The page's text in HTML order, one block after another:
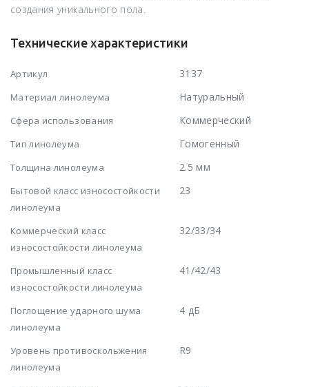
создания уникального пола.
Технические характеристики
Артикул 3137
Материал линолеума Натуральный
Сфера использования Коммерческий
Тип линолеума Гомогенный
Толщина линолеума 2.5 мм
Бытовой класс износостойкости
линолеума
23
Коммерческий класс
износостойкости линолеума
32/33/34
Промышленный класс
износостойкости линолеума
41/42/43
Поглощение ударного шума
линолеума
4 дБ
Уровень противоскольжения
линолеума
R9